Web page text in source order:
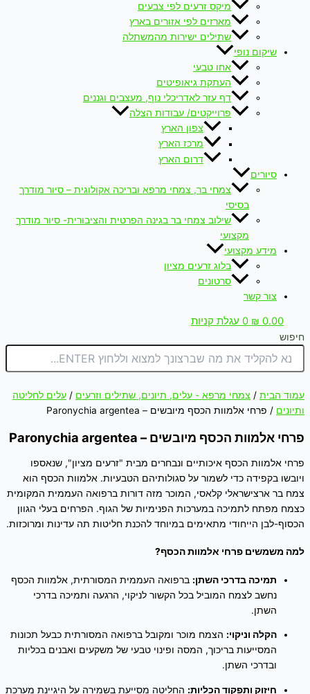
מיקס זרעים לפי צבעים
מארזים לפי אזורים בארץ
שתילים ישירות מהמשתלה
שיקום נופי
אחו טבעי
העתקת גיאופיטים
דף עזר לאדריכלי נוף, מעצבים וגננים
פרוייקטים/ עבודות הצלה
צפון הארץ
מרכז הארץ
דרום הארץ
סיורים
צמחי בר, צמחי מרפא ובריכה אקולוגית – סיור מודרך
בסיסי
שילוב צמחי בר בגינה הפרטית והציבורית- סיור מודרך
מקצועי
מידע מקצועי
בלוג זרעים מציון
סרטונים
צור קשר
₪ 0.00
0 עגלת קניות
חיפוש
עמוד הבית / צמחי מרפא - עלים, תיונים, שתילים וזרעים / עלים לחליטה
ותיונים / פרחי אלמוות הכסף מיובשים – Paronychia argentea
פרחי אלמוות הכסף מיובשים – Paronychia argentea
פרחי אלמוות הכסף איכותיים ונבחרים מבית "זרעים מציון", שנאספו
ויובשו בקפידה כדי לשמור על סגולותיהם הטבעיות. אלמוות הכסף הוא
צמח בר ארצישראלי קלאסי, המוכר מזה דורות ברפואה העממית המקומית
כצמח מפתח לתמיכה במערכות הפנימיות של הגוף. הפרחים בעלי הגוון
הכסוף-לבן הייחודי מתאימים במיוחד להכנת חליטות תה עדינות ומרוכזות.
למה משמשים פרחי אלמוות הכסף?
תמיכה בדרכי השתן: ברפואה העממית המסורתית, אלמוות הכסף
נחשב לצמח המוביל בכל הקשור לניקוי, הרגעה ותמיכה בדרכי
השתן.
הקלה וניקוי: הצמח מוכר ומקובל ברפואה המסורתית כבעל תכונות
המסייעות בריכוך, המסה ופינוי טבעי של משקעים ואבנים בכליות
ובדרכי השתן.
חיזוק ותפקוד הכליות: החליטה מסייעת בשמירה על היגיינת מערכת